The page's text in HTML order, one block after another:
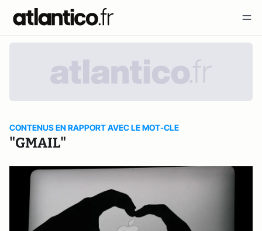
CONTENUS EN RAPPORT AVEC LE MOT-CLE
"GMAIL"